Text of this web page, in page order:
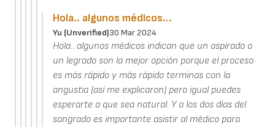
Hola.. algunos médicos…
Yu (unverified)30 Mar 2024
Hola.. algunos médicos indican que un aspirado o
un legrado son la mejor opción porque el proceso
es más rápido y más rápido terminas con la
angustia (así me explicaron) pero igual puedes
esperarte a que sea natural. Y a los dos días del
sangrado es importante asistir al médico para